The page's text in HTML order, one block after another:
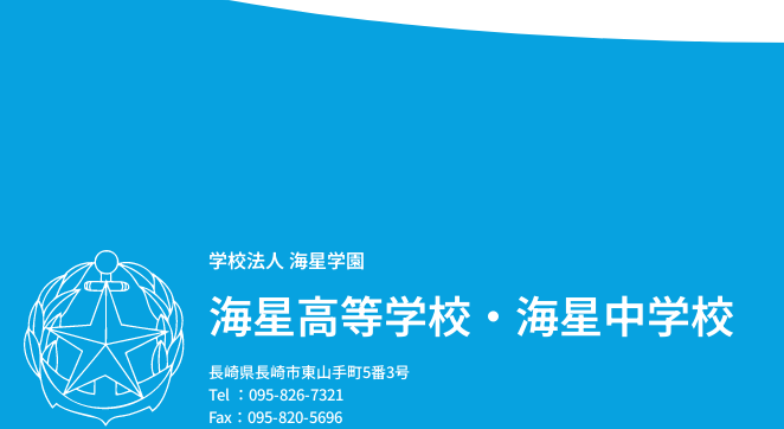
学校法人 海星学園
海星高等学校・海星中学校
長崎県長崎市東山手町5番3号
Tel ：095-826-7321
Fax：095-820-5696